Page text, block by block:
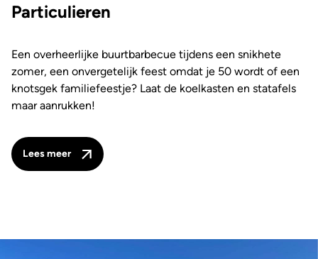
Particulieren
Een overheerlijke buurtbarbecue tijdens een snikhete
zomer, een onvergetelijk feest omdat je 50 wordt of een
knotsgek familiefeestje? Laat de koelkasten en statafels
maar aanrukken!
Lees meer